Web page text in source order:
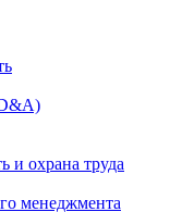
и охрана труда
менеджмента